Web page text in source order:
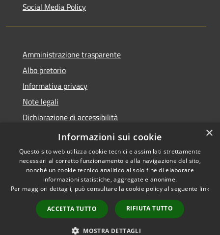
Social Media Policy
Amministrazione trasparente
Albo pretorio
Informativa privacy
Note legali
Dichiarazione di accessibilità
Piano di miglioramento del sito
Accessibility
Copyright © 2026 • Comune di
Scandiano • Powered by
Municipium•
Admin
access
×
Informazioni sui cookie
Questo sito web utilizza cookie tecnici e assimilati strettamente
necessari al corretto funzionamento e alla navigazione del sito,
nonché un cookie tecnico analitico al solo fine di elaborare
informazioni statistiche, aggregate e anonime.
Per maggiori dettagli, può consultare la cookie policy al seguente link
ACCETTA TUTTO RIFIUTA TUTTO
MOSTRA DETTAGLI